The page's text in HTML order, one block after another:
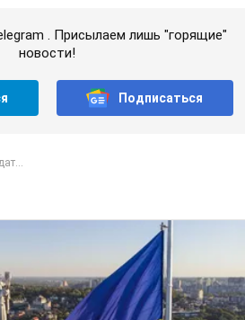
. Присылаем лишь "горящие"
новости!
Подписаться